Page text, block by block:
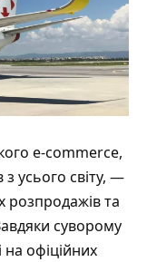
e-commerce,
усього світу, —
розпродажів та
суворому
офіційних